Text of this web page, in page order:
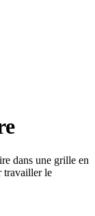
dans une grille en
travailler le